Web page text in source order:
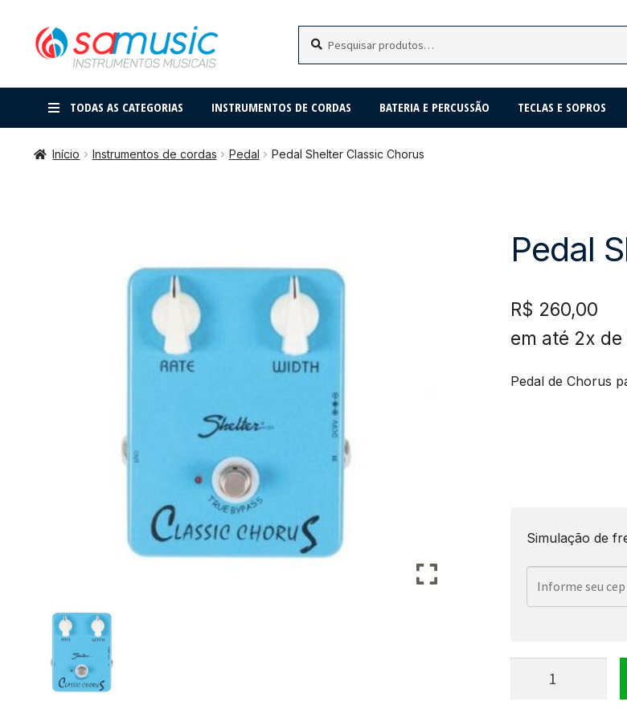
Pular
para
Pular
para
por:
TODAS AS CATEGORIAS INSTRUMENTOS DE CORDAS BATERIA E PERCUSSÃO TECLAS E SOPROS
Início Instrumentos de cordas Pedal Pedal Shelter Classic Chorus
Pedal
R$ 260,00
em até 2x de
Pedal de Chorus
Simulação de
Pedal